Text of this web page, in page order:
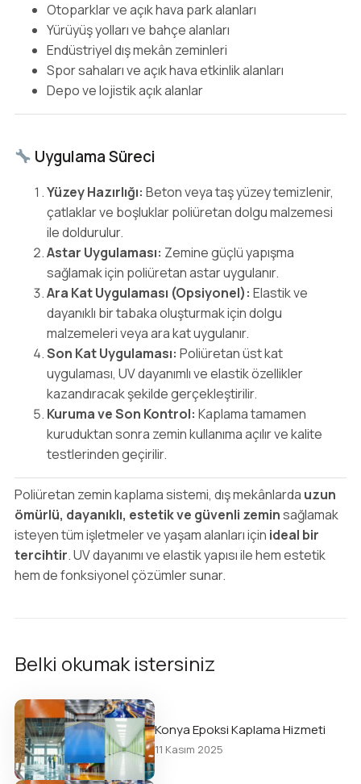
Otoparklar ve açık hava park alanları
Yürüyüş yolları ve bahçe alanları
Endüstriyel dış mekân zeminleri
Spor sahaları ve açık hava etkinlik alanları
Depo ve lojistik açık alanlar
Uygulama Süreci
Yüzey Hazırlığı: Beton veya taş yüzey temizlenir,
çatlaklar ve boşluklar poliüretan dolgu malzemesi
ile doldurulur.
Astar Uygulaması: Zemine güçlü yapışma
sağlamak için poliüretan astar uygulanır.
Ara Kat Uygulaması (Opsiyonel): Elastik ve
dayanıklı bir tabaka oluşturmak için dolgu
malzemeleri veya ara kat uygulanır.
Son Kat Uygulaması: Poliüretan üst kat
uygulaması, UV dayanımlı ve elastik özellikler
kazandıracak şekilde gerçekleştirilir.
Kuruma ve Son Kontrol: Kaplama tamamen
kuruduktan sonra zemin kullanıma açılır ve kalite
testlerinden geçirilir.
Poliüretan zemin kaplama sistemi, dış mekânlarda uzun
ömürlü, dayanıklı, estetik ve güvenli zeminsağlamak
isteyen tüm işletmeler ve yaşam alanları için ideal bir
tercihtir. UV dayanımı ve elastik yapısı ile hem estetik
hem de fonksiyonel çözümler sunar.
Belki okumak istersiniz
Konya Epoksi Kaplama Hizmeti
11 Kasım 2025